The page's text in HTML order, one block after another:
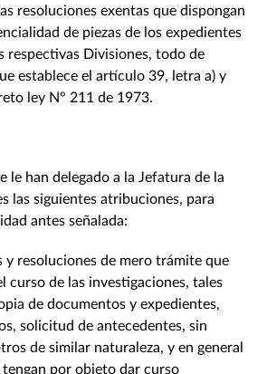
resoluciones exentas que dispongan
de piezas de los expedientes
respectivas Divisiones, todo de
establece el artículo 39, letra a) y
ley N° 211 de 1973.
le han delegado a la Jefatura de la
las siguientes atribuciones, para
antes señalada:
y resoluciones de mero trámite que
curso de las investigaciones, tales
de documentos y expedientes,
solicitud de antecedentes, sin
de similar naturaleza, y en general
por objeto dar curso